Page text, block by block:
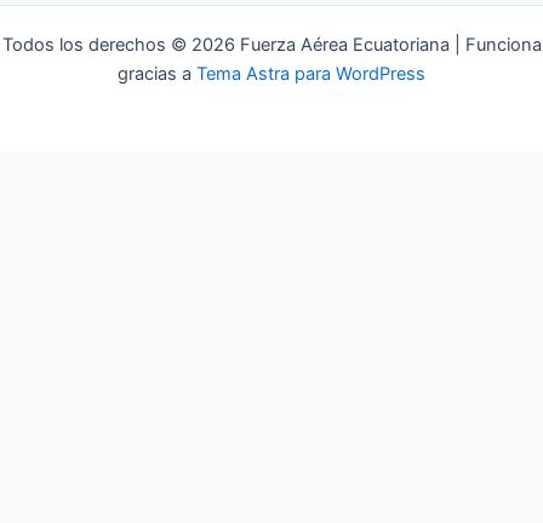
Todos los derechos © 2026 Fuerza Aérea Ecuatoriana | Funciona
gracias a Tema Astra para WordPress